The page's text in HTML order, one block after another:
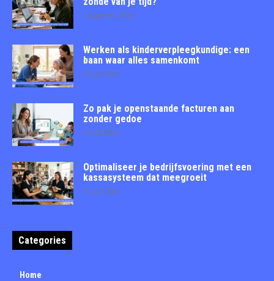
3 augustus 2026
Werken als kinderverpleegkundige: een
baan waar alles samenkomt
31 juli 2026
Zo pak je openstaande facturen aan
zonder gedoe
31 juli 2026
Optimaliseer je bedrijfsvoering met een
kassasysteem dat meegroeit
31 juli 2026
Categories
Home